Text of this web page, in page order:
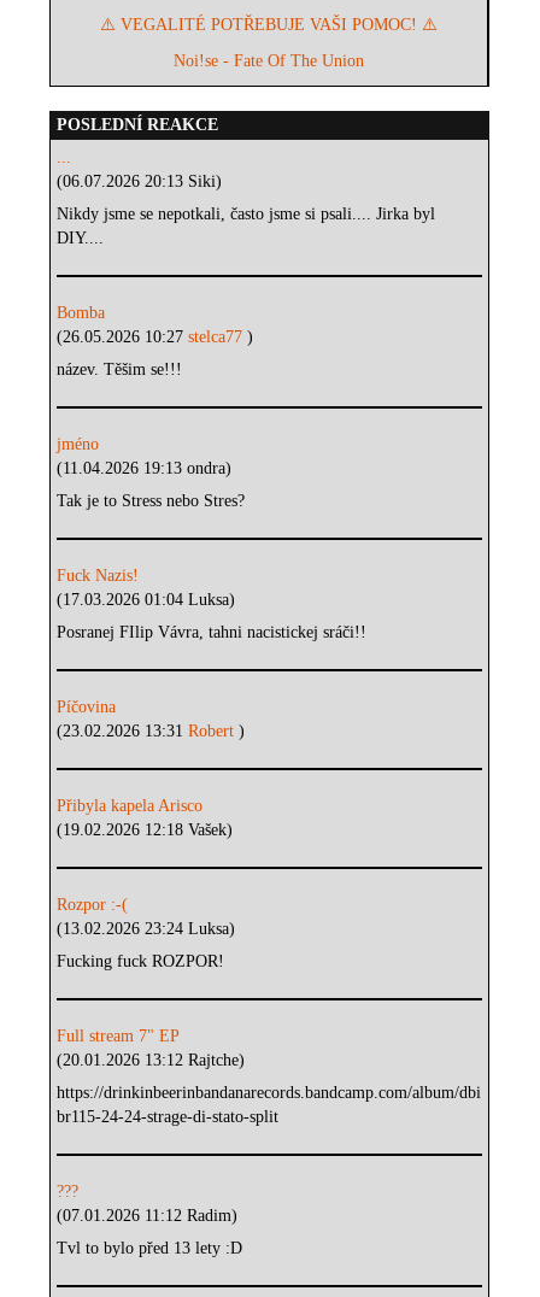
⚠️ VEGALITÉ POTŘEBUJE VAŠI POMOC! ⚠️
Noi!se - Fate Of The Union
POSLEDNÍ REAKCE
...
(06.07.2026 20:13 Siki)
Nikdy jsme se nepotkali, často jsme si psali.... Jirka byl
DIY....
Bomba
(26.05.2026 10:27stelca77)
název. Těšim se!!!
jméno
(11.04.2026 19:13 ondra)
Tak je to Stress nebo Stres?
Fuck Nazis!
(17.03.2026 01:04 Luksa)
Posranej FIlip Vávra, tahni nacistickej sráči!!
Píčovina
(23.02.2026 13:31Robert)
Přibyla kapela Arisco
(19.02.2026 12:18 Vašek)
Rozpor :-(
(13.02.2026 23:24 Luksa)
Fucking fuck ROZPOR!
Full stream 7" EP
(20.01.2026 13:12 Rajtche)
https://drinkinbeerinbandanarecords.bandcamp.com/album/dbi
br115-24-24-strage-di-stato-split
???
(07.01.2026 11:12 Radim)
Tvl to bylo před 13 lety :D